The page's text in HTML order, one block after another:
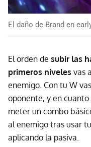
El daño de Brand en
El orden de subir las
primeros niveles vas
enemigo. Con tu W
oponente, y en cuanto
meter un combo
al enemigo tras usar
aplicando la pasiva.